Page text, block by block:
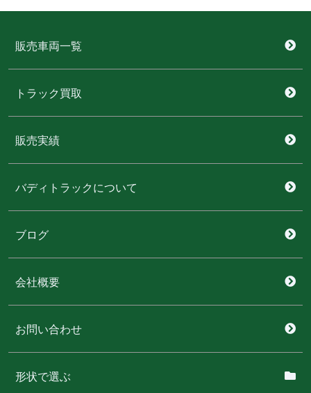
販売車両一覧
トラック買取
販売実績
バディトラックについて
ブログ
会社概要
お問い合わせ
形状で選ぶ